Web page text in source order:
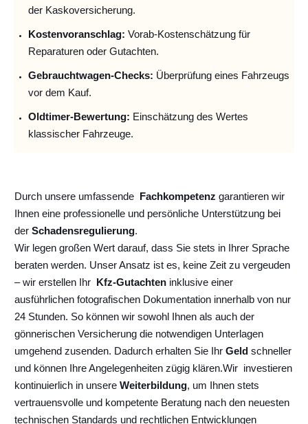
der Kaskoversicherung.
Kostenvoranschlag: Vorab-Kostenschätzung für
Reparaturen oder Gutachten.
Gebrauchtwagen-Checks: Überprüfung eines Fahrzeugs
vor dem Kauf.
Oldtimer-Bewertung: Einschätzung des Wertes
klassischer Fahrzeuge.
Durch unsere umfassende Fachkompetenz garantieren wir
Ihnen eine professionelle und persönliche Unterstützung bei
der Schadensregulierung.
Wir legen großen Wert darauf, dass Sie stets in Ihrer Sprache
beraten werden. Unser Ansatz ist es, keine Zeit zu vergeuden
– wir erstellen Ihr Kfz-Gutachten inklusive einer
ausführlichen fotografischen Dokumentation innerhalb von nur
24 Stunden. So können wir sowohl Ihnen als auch der
gönnerischen Versicherung die notwendigen Unterlagen
umgehend zusenden. Dadurch erhalten Sie Ihr Geld schneller
und können Ihre Angelegenheiten zügig klären.Wir investieren
kontinuierlich in unsere Weiterbildung, um Ihnen stets
vertrauensvolle und kompetente Beratung nach den neuesten
technischen Standards und rechtlichen Entwicklungen